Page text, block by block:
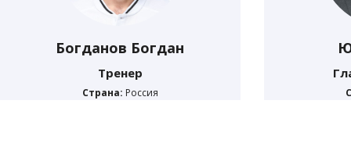
Богданов Богдан
Тренер
Страна: Россия